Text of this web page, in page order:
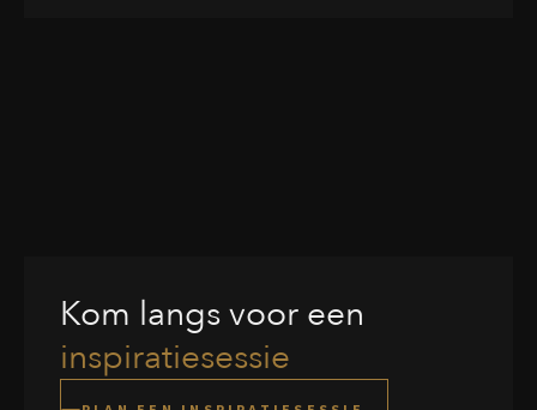
Kom langs voor een
inspiratiesessie